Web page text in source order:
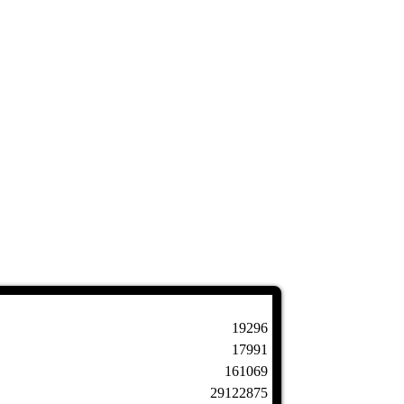
19296
17991
161069
29122875